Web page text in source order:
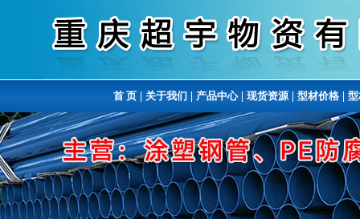
首 页 关于我们 产品中心| 现货资源| 型材价格